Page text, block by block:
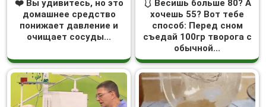
❤️ Вы удивитесь, но это
домашнее средство
понижает давление и
очищает сосуды...
🩱 Весишь больше 80? А
хочешь 55? Вот тебе
способ: Перед сном
съедай 100гр творога с
обычной...